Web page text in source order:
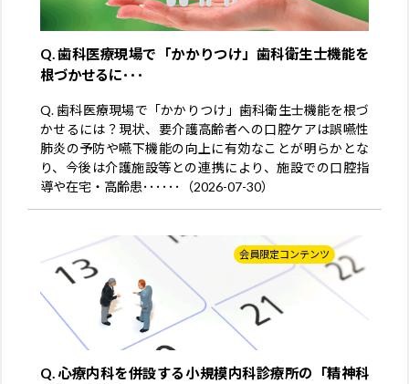
Q. 歯科医療現場で「かかりつけ」歯科衛生士機能を
根づかせるに･･･
Q. 歯科医療現場で「かかりつけ」歯科衛生士機能を根づ
かせるには？現状、要介護高齢者への口腔ケアは誤嚥性
肺炎の予防や嚥下機能の向上に有効なことが明らかとな
り、今後は介護施設等との連携により、施設での口腔指
導や在宅・高齢患･･････（2026-07-30）
会員限定コンテンツ
Q. 心療内科を併設する小規模内科診療所の「精神科